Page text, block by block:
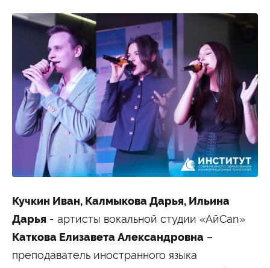
Кучкин Иван, Калмыкова Дарья, Ильина
Дарья - артисты вокальной студии «АйCan»
Каткова Елизавета Александровна –
преподаватель иностранного языка